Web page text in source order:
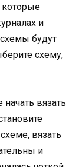
которые
и
будут
схему,
вязать
вязать
и